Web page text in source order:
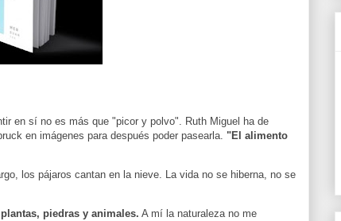
en sí no es más que "picor y polvo". Ruth Miguel ha de
en imágenes para después poder pasearla. "El alimento
los pájaros cantan en la nieve. La vida no se hiberna, no se
piedras y animales. A mí la naturaleza no me